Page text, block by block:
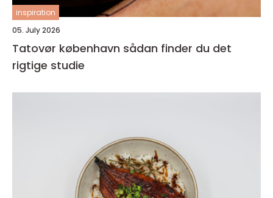
inspiration
05. July 2026
Tatovør københavn sådan finder du det
rigtige studie